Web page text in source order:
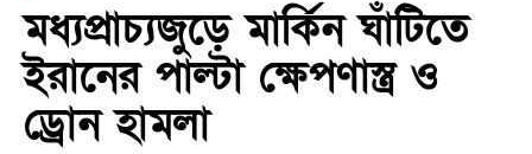
মধ্যপ্রাচ্যজুড়ে মার্কিন ঘাঁটিতে
ইরানের পাল্টা ক্ষেপণাস্ত্র ও
ড্রোন হামলা